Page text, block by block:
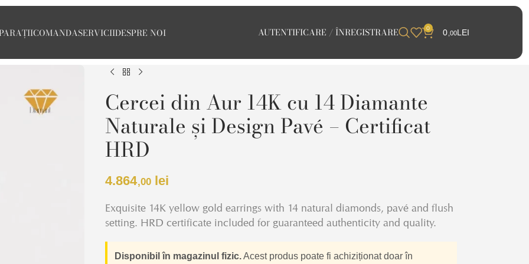
COMANDASERVICIIDESPRE NOI AUTENTIFICARE / ÎNREGISTRARE 0 0 ,00LEI
Cercei din Aur 14K cu 14 Diamante
Naturale și Design Pavé – Certificat
HRD
4.864,00lei
Exquisite 14K yellow gold earrings with 14 natural diamonds, pavé and flush
setting. HRD certificate included for guaranteed authenticity and quality.
Disponibil în magazinul fizic.Acest produs poate fi achiziționat doar în